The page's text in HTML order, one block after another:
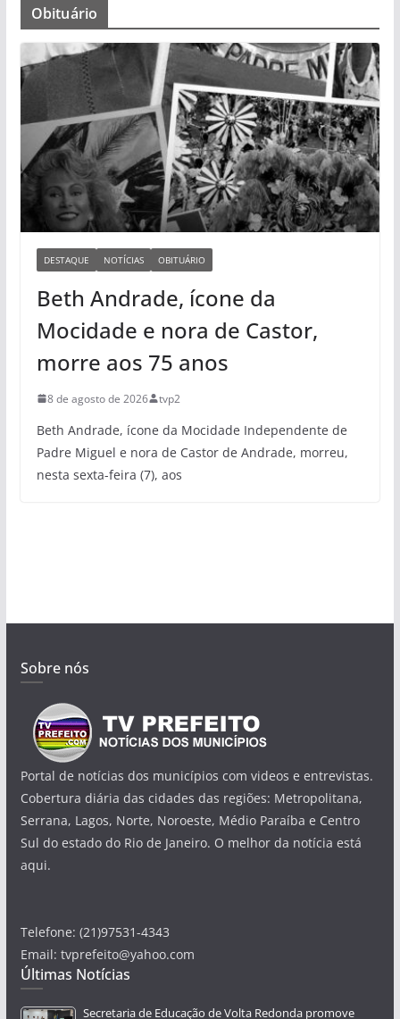
Obituário
DESTAQUE NOTÍCIAS OBITUÁRIO
Beth Andrade, ícone da
Mocidade e nora de Castor,
morre aos 75 anos
8 de agosto de 2026 tvp2
Beth Andrade, ícone da Mocidade Independente de
Padre Miguel e nora de Castor de Andrade, morreu,
nesta sexta-feira (7), aos
Sobre nós
Portal de notícias dos municípios com videos e entrevistas.
Cobertura diária das cidades das regiões: Metropolitana,
Serrana, Lagos, Norte, Noroeste, Médio Paraíba e Centro
Sul do estado do Rio de Janeiro. O melhor da notícia está
aqui.
Telefone: (21)97531-4343
Email: tvprefeito@yahoo.com
Últimas Notícias
Secretaria de Educação de Volta Redonda promove